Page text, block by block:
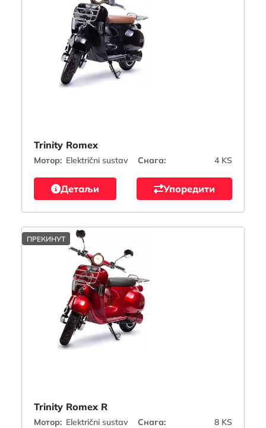
Trinity Romex
Мотор: Električni sustav Снага: 4 KS
Детаљи Упоредити
ПРЕКИНУТ
Trinity Romex R
Мотор: Električni sustav Снага: 8 KS